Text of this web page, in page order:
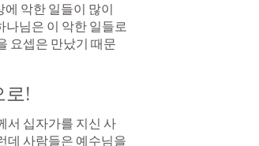
악한 일들이 많이
나님은 이 악한 일들로
요셉은 만났기 때문
로!
서 십자가를 지신 사
데 사람들은 예수님을